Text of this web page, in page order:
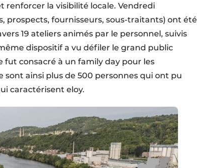
renforcer la visibilité locale. Vendredi
prospects, fournisseurs, sous-traitants) ont été
19 ateliers animés par le personnel, suivis
dispositif a vu défiler le grand public
consacré à un family day pour les
ainsi plus de 500 personnes qui ont pu
caractérisent eloy.